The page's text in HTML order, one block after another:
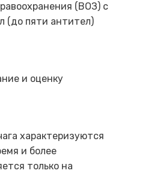
(ВОЗ) с
(до пяти антител)
и оценку
характеризуются
и более
только на